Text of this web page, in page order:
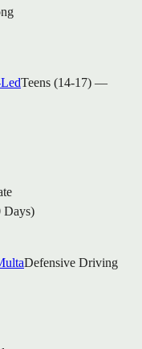
Teens (14-17) —
Days)
Defensive Driving